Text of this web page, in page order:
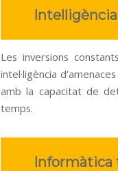
Les inversions
intel·ligència
amb la capacitat de
temps.
Informàtica